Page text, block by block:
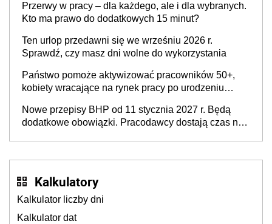
refundacji, ale bariery po stronie systemu i
świadomości pracodawców [WYWIAD]
Przerwy w pracy – dla każdego, ale i dla wybranych.
Kto ma prawo do dodatkowych 15 minut?
Ten urlop przedawni się we wrześniu 2026 r.
Sprawdź, czy masz dni wolne do wykorzystania
Państwo pomoże aktywizować pracowników 50+,
kobiety wracające na rynek pracy po urodzeniu
neuroatypowe. Powstanie Fundusz na rzecz
Inkluzywności w Zatrudnianiu?
Nowe przepisy BHP od 11 stycznia 2027 r. Będą
dodatkowe obowiązki. Pracodawcy dostają czas na
Kalkulatory
Kalkulator liczby dni
Kalkulator dat